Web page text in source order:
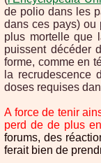
de polio dans les
dans ces pays)
plus mortelle que
puissent décéder
forme, comme en
la recrudescence
doses requises
A force de tenir
perd de de plus
forums, des
ferait bien de